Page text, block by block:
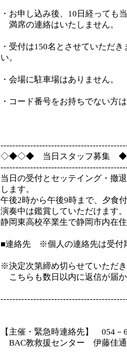
・お申し込み後、10日経っても
満席の連絡はいたしません。
・受付は150名とさせていただ
い。
・会場に駐車場はありません。
・コード番号をお持ちでない方
◇◆◇◆ 当日スタッフ募集
当日の受付とセッテイング・撤
します。
午後2時から午後9時まで、夕食付
演奏中は鑑賞していただけます。
静岡東高校卒業生で静岡市内在
■連絡先 ※個人の連絡先は受付
※決定次第締め切らせていただき
こちらも数日以内に返信が届
【主催・緊急時連絡先】 054－
BAC教救援センター 伊藤佳通